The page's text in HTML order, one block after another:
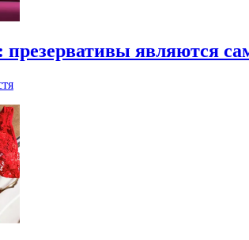
презервативы являются